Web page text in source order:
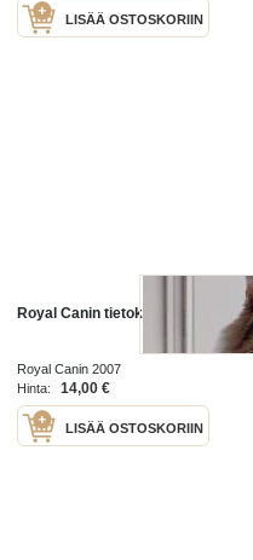
LISÄÄ OSTOSKORIIN
Royal Canin tietokirja : Kissat 1-2
Royal Canin 2007
Hinta:
14,00 €
LISÄÄ OSTOSKORIIN